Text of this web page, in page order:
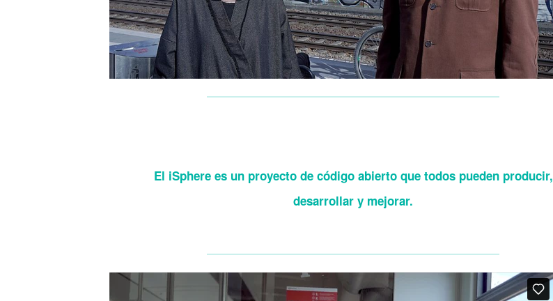
El iSphere es un proyecto de código abierto que todos pueden producir,
desarrollar y mejorar.